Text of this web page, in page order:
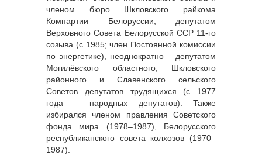
членом бюро Шкловского райкома
Компартии Белоруссии, депутатом
Верховного Совета Белорусской ССР 11-го
созыва (с 1985; член Постоянной комиссии
по энергетике), неоднократно – депутатом
Могилёвского областного, Шкловского
районного и Славенского сельского
Советов депутатов трудящихся (с 1977
года – народных депутатов). Также
избирался членом правления Советского
фонда мира (1978–1987), Белорусского
республиканского совета колхозов (1970–
1987).